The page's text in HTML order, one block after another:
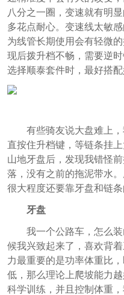
八分之一圈，变速就有明
多花点耐心。变速线太敏
为线管长期使用会有轻微
现后拨升档不畅，需要逆
选择顺泰套件时，最好搭
有些骑友说大盘难上
直按住升档键，等链条挂
山地牙盘后，发现我错怪
落，没有之前的拖泥带水
很大程度还要靠牙盘和链条
牙盘
我一个公路车，怎么
候我兴致起来了，喜欢背
力最重要的是功率体重比
低，那么理论上爬坡能力
科学训练，并且控制体重